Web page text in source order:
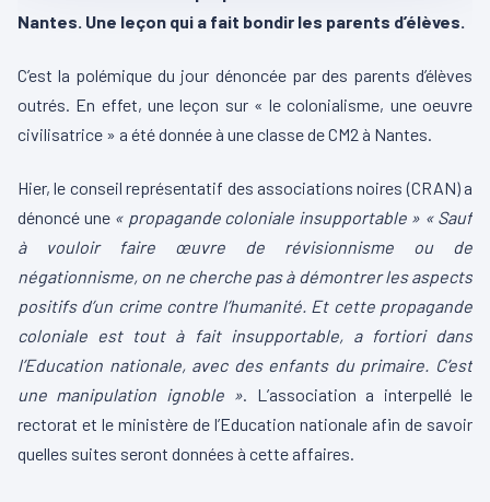
Nantes. Une leçon qui a fait bondir les parents d’élèves.
C’est la polémique du jour dénoncée par des parents d’élèves
outrés. En effet, une leçon sur « le colonialisme, une oeuvre
civilisatrice » a été donnée à une classe de CM2 à Nantes.
Hier, le conseil représentatif des associations noires (CRAN) a
dénoncé une« propagande coloniale insupportable » « Sauf
à vouloir faire œuvre de révisionnisme ou de
négationnisme, on ne cherche pas à démontrer les aspects
positifs d’un crime contre l’humanité. Et cette propagande
coloniale est tout à fait insupportable, a fortiori dans
l’Education nationale, avec des enfants du primaire. C’est
une manipulation ignoble ». L’association a interpellé le
rectorat et le ministère de l’Education nationale afin de savoir
quelles suites seront données à cette affaires.